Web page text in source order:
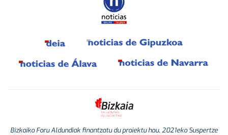
Bizkaiko Foru Aldundiak finantzatu du proiektu hau, 2021eko Suspertze